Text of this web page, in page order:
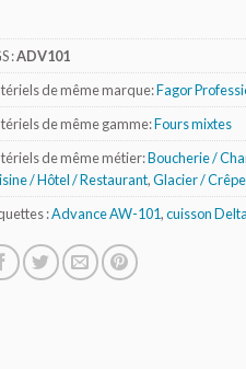
:ADV101
de même marque:Fagor
de même gamme:Fours mixtes
de même métier:Boucherie /
/ Hôtel / Restaurant,Glacier /
:Advance AW-101,cuisson